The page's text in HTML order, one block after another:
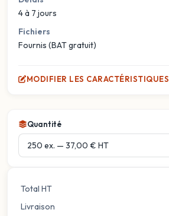
4 à 7 jours
Fichiers
Fournis (BAT gratuit)
MODIFIER LES CARACTÉRISTIQUES
Quantité
Total HT
Livraison